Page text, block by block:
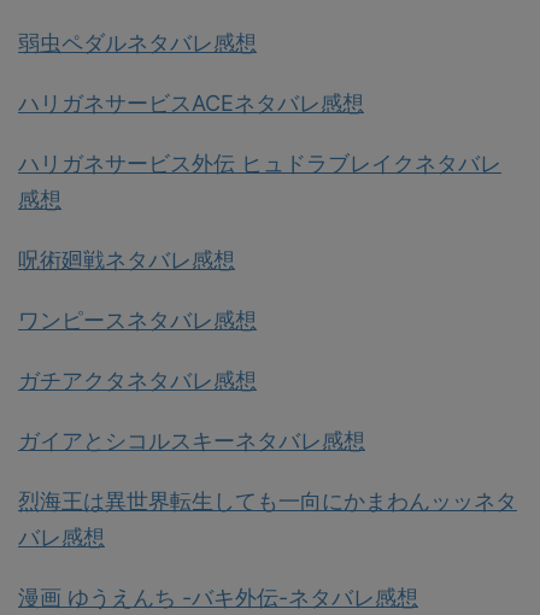
弱虫ペダルネタバレ感想
ハリガネサービスACEネタバレ感想
ハリガネサービス外伝 ヒュドラブレイクネタバレ
感想
呪術廻戦ネタバレ感想
ワンピースネタバレ感想
ガチアクタネタバレ感想
ガイアとシコルスキーネタバレ感想
烈海王は異世界転生しても一向にかまわんッッネタ
バレ感想
漫画 ゆうえんち -バキ外伝-ネタバレ感想